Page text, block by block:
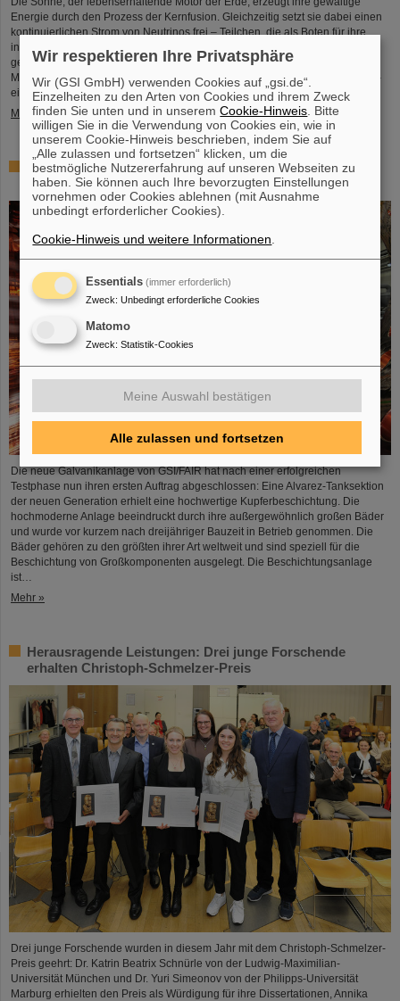
Energie durch den Prozess der Kernfusion. Gleichzeitig setzt sie dabei einen
kontinuierlichen Strom von Neutrinos frei – Teilchen, die als Boten für ihre
innere Dynamik fungieren. Obwohl moderne Neutrinodetektoren das
gegenwärtige Verhalten der Sonne enthüllen, bleiben bezüglich ihrer über
Millionen von Jahren andauernden Stabilität wesentliche Fragen bestehen –
ein Zeitraum, der ...
Mehr »
Glänzender Fortschritt: Erste Tanksektion des neuen
Alvarez erfolgreich verkupfert
Die neue Galvanikanlage von GSI/FAIR hat nach einer erfolgreichen
Testphase nun ihren ersten Auftrag abgeschlossen: Eine Alvarez-Tanksektion
der neuen Generation erhielt eine hochwertige Kupferbeschichtung. Die
hochmoderne Anlage beeindruckt durch ihre außergewöhnlich großen Bäder
und wurde vor kurzem nach dreijähriger Bauzeit in Betrieb genommen. Die
Bäder gehören zu den größten ihrer Art weltweit und sind speziell für die
Beschichtung von Großkomponenten ausgelegt. Die Beschichtungsanlage
ist…
Mehr »
Herausragende Leistungen: Drei junge Forschende
erhalten Christoph-Schmelzer-Preis
Drei junge Forschende wurden in diesem Jahr mit dem Christoph-Schmelzer-
Preis geehrt: Dr. Katrin Beatrix Schnürle von der Ludwig-Maximilian-
Universität München und Dr. Yuri Simeonov von der Philipps-Universität
Marburg erhielten den Preis als Würdigung für ihre Dissertationen, Annika
Wir respektieren Ihre Privatsphäre
Wir (GSI GmbH) verwenden Cookies auf „gsi.de“.
Einzelheiten zu den Arten von Cookies und ihrem Zweck
finden Sie unten und in unseremCookie-Hinweis . Bitte
willigen Sie in die Verwendung von Cookies ein, wie in
unserem Cookie-Hinweis beschrieben, indem Sie auf
„Alle zulassen und fortsetzen“ klicken, um die
bestmögliche Nutzererfahrung auf unseren Webseiten zu
haben. Sie können auch Ihre bevorzugten Einstellungen
vornehmen oder Cookies ablehnen (mit Ausnahme
unbedingt erforderlicher Cookies).
Cookie-Hinweis und weitere Informationen
Essentials (immer erforderlich)
Zweck: Unbedingt erforderliche Cookies
Matomo
Zweck: Statistik-Cookies
Meine Auswahl bestätigen
Alle zulassen und fortsetzen